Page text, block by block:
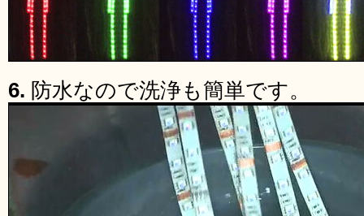
6. 防水なので洗浄も簡単です。